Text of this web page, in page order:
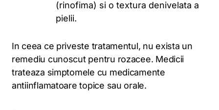
(rinofima) si o textura denivelata a
pielii.
In ceea ce priveste tratamentul, nu exista un
remediu cunoscut pentru rozacee. Medicii
trateaza simptomele cu medicamente
antiinflamatoare topice sau orale.